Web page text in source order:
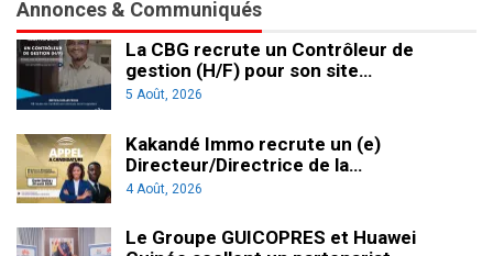
Annonces & Communiqués
La CBG recrute un Contrôleur de
gestion (H/F) pour son site…
5 Août, 2026
Kakandé Immo recrute un (e)
Directeur/Directrice de la…
4 Août, 2026
Le Groupe GUICOPRES et Huawei